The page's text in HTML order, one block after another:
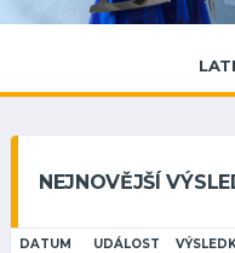
NEJNOVĚJŠÍ
DATUM UDÁLOST